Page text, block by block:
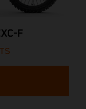
F